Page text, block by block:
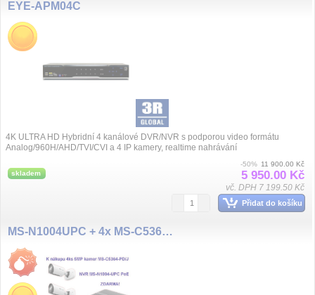
EYE-APM04C
4K ULTRA HD Hybridní 4 kanálové DVR/NVR s podporou video formátu
Analog/960H/AHD/TVI/CVI a 4 IP kamery, realtime nahrávání
skladem
-50% 11 900.00 Kč
5 950.00 Kč
vč. DPH 7 199.50 Kč
Přidat do košíku
MS-N1004UPC + 4x MS-C5364-PD/J